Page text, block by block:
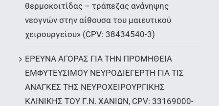
θερμοκοιτίδας – τράπεζας ανάνηψης
νεογνών στην αίθουσα του μαιευτικού
χειρουργείου» (CPV: 38434540-3)
ΕΡΕΥΝΑ ΑΓΟΡΑΣ ΓΙΑ ΤΗΝ ΠΡΟΜΗΘΕΙΑ
ΕΜΦΥΤΕΥΣΙΜΟΥ ΝΕΥΡΟΔΙΕΓΕΡΤΗ ΓΙΑ ΤΙΣ
ΑΝΑΓΚΕΣ ΤΗΣ ΝΕΥΡΟΧΕΙΡΟΥΡΓΙΚΗΣ
ΚΛΙΝΙΚΗΣ ΤΟΥ Γ.Ν. ΧΑΝΙΩΝ, CPV: 33169000-